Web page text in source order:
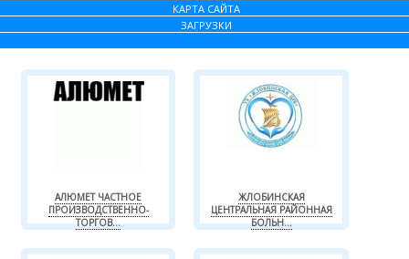
КАРТА САЙТА
ЗАГРУЗКИ
АЛЮМЕТ ЧАСТНОЕ
ПРОИЗВОДСТВЕННО-
ТОРГОВ...
ЖЛОБИНСКАЯ
ЦЕНТРАЛЬНАЯ РАЙОННАЯ
БОЛЬН...